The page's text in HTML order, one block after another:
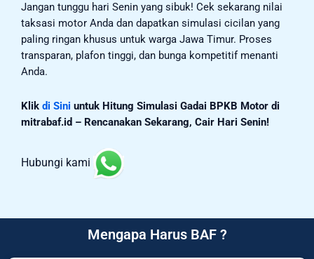
Jangan tunggu hari Senin yang sibuk! Cek sekarang nilai
taksasi motor Anda dan dapatkan simulasi cicilan yang
paling ringan khusus untuk warga Jawa Timur. Proses
transparan, plafon tinggi, dan bunga kompetitif menanti
Anda.
Klik di Sini untuk Hitung Simulasi Gadai BPKB Motor di
mitrabaf.id – Rencanakan Sekarang, Cair Hari Senin!
Hubungi kami
Mengapa Harus BAF ?